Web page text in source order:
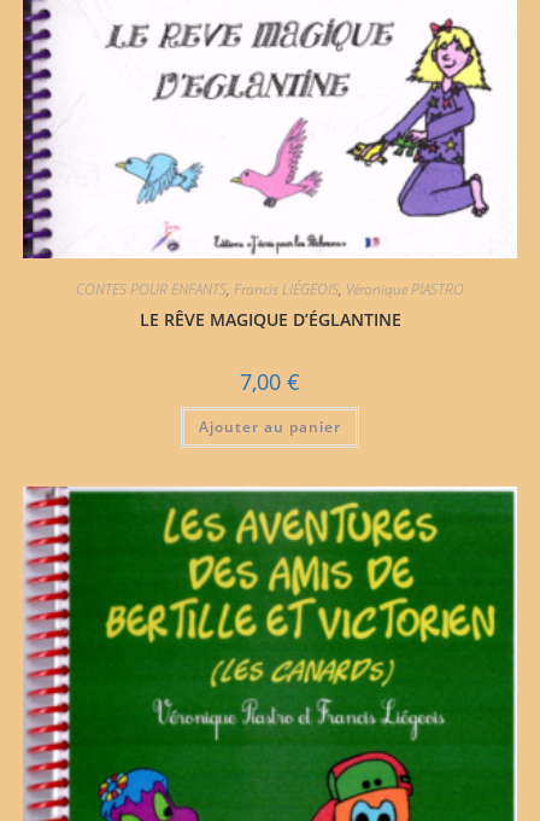
CONTES POUR ENFANTS, Francis LIÉGEOIS, Véronique PIASTRO
LE RÊVE MAGIQUE D’ÉGLANTINE
7,00 €
Ajouter au panier